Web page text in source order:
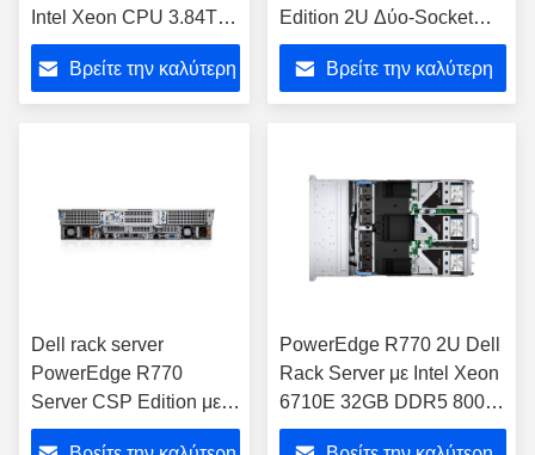
Intel Xeon CPU 3.84T
SSD Rack Server R770
PowerEdge
Βρείτε την καλύτερη
Edition 2U Δύο-Socket
Server με μεταλλικό σώμα
Βρείτε την καλύτερη
Dell rack server
PowerEdge R770
Server CSP Edition με
CPU 6710E RAM 32G
PowerEdge R770 2U Dell
Rack Server με Intel Xeon
6710E 32GB DDR5 800W
1,2TB SAS